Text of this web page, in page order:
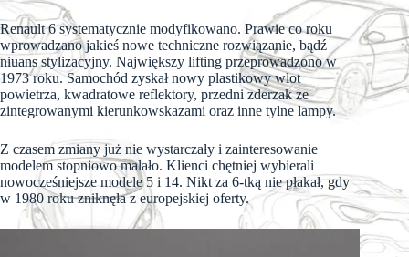
Renault 6 systematycznie modyfikowano. Prawie co roku
wprowadzano jakieś nowe techniczne rozwiązanie, bądź
niuans stylizacyjny. Największy lifting przeprowadzono w
1973 roku. Samochód zyskał nowy plastikowy wlot
powietrza, kwadratowe reflektory, przedni zderzak ze
zintegrowanymi kierunkowskazami oraz inne tylne lampy.
Z czasem zmiany już nie wystarczały i zainteresowanie
modelem stopniowo malało. Klienci chętniej wybierali
nowocześniejsze modele 5 i 14. Nikt za 6-tką nie płakał, gdy
w 1980 roku zniknęła z europejskiej oferty.